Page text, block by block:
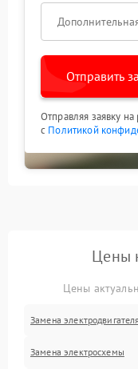
Отправить
Отправляя заявку
с Политикой
Цены
Цены
Замена электродвигателя
Замена электросхемы